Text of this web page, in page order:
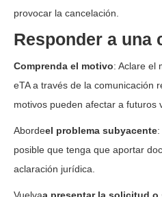
provocar la cancelación.
Responder a una
Comprenda el motivo: Aclare el
eTA a través de la comunicación
motivos pueden afectar a futuros
Abordeel problema subyacente
posible que tenga que aportar
aclaración jurídica.
Vuelvaa presentar la solicitud